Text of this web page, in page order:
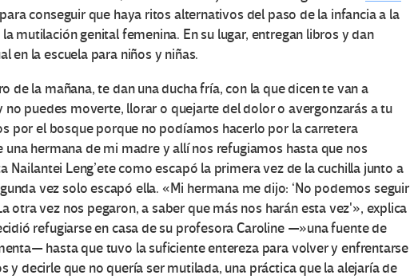
conseguir que haya ritos alternativos del paso de la infancia a la
mutilación genital femenina. En su lugar, entregan libros y dan
en la escuela para niños y niñas.
de la mañana, te dan una ducha fría, con la que dicen te van a
no puedes moverte, llorar o quejarte del dolor o avergonzarás a tu
por el bosque porque no podíamos hacerlo por la carretera
una hermana de mi madre y allí nos refugiamos hasta que nos
Nailantei Leng’ete como escapó la primera vez de la cuchilla junto a
vez solo escapó ella. «Mi hermana me dijo: ‘No podemos seguir
otra vez nos pegaron, a saber que más nos harán esta vez'», explica
refugiarse en casa de su profesora Caroline —»una fuente de
hasta que tuvo la suficiente entereza para volver y enfrentarse
y decirle que no quería ser mutilada, una práctica que la alejaría de